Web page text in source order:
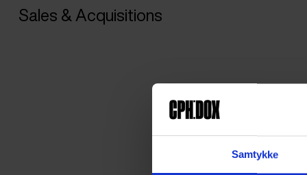
Samtykke
Sales & Acquisitions